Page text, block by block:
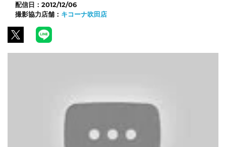
配信日： 2012/12/06
撮影協力店舗： キコーナ吹田店